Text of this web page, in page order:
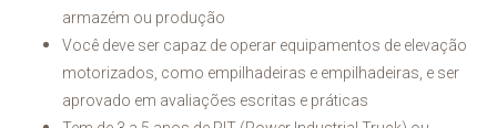
armazém ou produção
Você deve ser capaz de operar equipamentos de elevação
motorizados, como empilhadeiras e empilhadeiras, e ser
aprovado em avaliações escritas e práticas